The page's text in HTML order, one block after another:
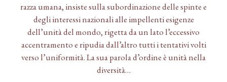
razza umana, insiste sulla subordinazione delle spinte e
degli interessi nazionali alle impellenti esigenze
dell’unità del mondo, rigetta da un lato l’eccessivo
accentramento e ripudia dall’altro tutti i tentativi volti
verso l’uniformità. La sua parola d’ordine è unità nella
diversità…